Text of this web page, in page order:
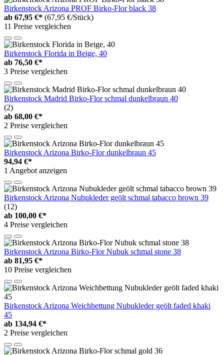
Birkenstock Arizona PROF Birko-Flor black 38
ab 67,95 €* (67,95 €/Stück)
11 Preise vergleichen
Birkenstock Florida in Beige, 40
ab 76,50 €*
3 Preise vergleichen
Birkenstock Madrid Birko-Flor schmal dunkelbraun 40
(2)
ab 68,00 €*
2 Preise vergleichen
Birkenstock Arizona Birko-Flor dunkelbraun 45
94,94 €*
1 Angebot anzeigen
Birkenstock Arizona Nubukleder geölt schmal tabacco brown 39
(12)
ab 100,00 €*
4 Preise vergleichen
Birkenstock Arizona Birko-Flor Nubuk schmal stone 38
ab 81,95 €*
10 Preise vergleichen
Birkenstock Arizona Weichbettung Nubukleder geölt faded khaki
45
ab 134,94 €*
2 Preise vergleichen